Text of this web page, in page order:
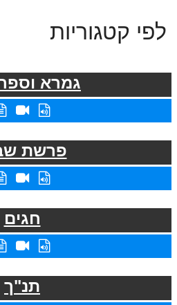
לפי קטגוריות
גמרא
פרשת
חגים
תנ"ך